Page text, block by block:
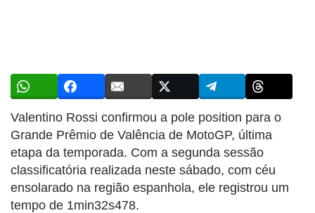
Valentino Rossi confirmou a pole position para o
Grande Prêmio de Valência de MotoGP, última
etapa da temporada. Com a segunda sessão
classificatória realizada neste sábado, com céu
ensolarado na região espanhola, ele registrou um
tempo de 1min32s478.